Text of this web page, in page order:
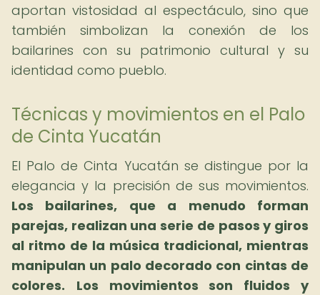
aportan vistosidad al espectáculo, sino que
también simbolizan la conexión de los
bailarines con su patrimonio cultural y su
identidad como pueblo.
Técnicas y movimientos en el Palo
de Cinta Yucatán
El Palo de Cinta Yucatán se distingue por la
elegancia y la precisión de sus movimientos.
Los bailarines, que a menudo forman
parejas, realizan una serie de pasos y giros
al ritmo de la música tradicional, mientras
manipulan un palo decorado con cintas de
colores.
Los movimientos son fluidos y